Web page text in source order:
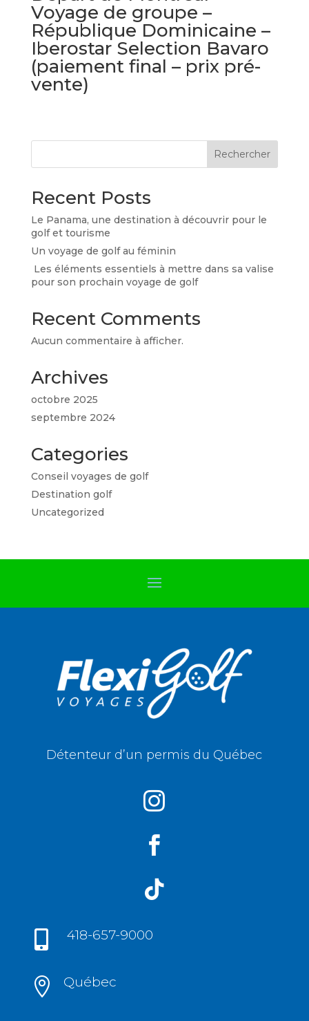
Voyage de groupe –
République Dominicaine –
Iberostar Selection Bavaro
(paiement final – prix pré-
vente)
Rechercher
Recent Posts
Le Panama, une destination à découvrir pour le
golf et tourisme
Un voyage de golf au féminin
Les éléments essentiels à mettre dans sa valise
pour son prochain voyage de golf
Recent Comments
Aucun commentaire à afficher.
Archives
octobre 2025
septembre 2024
Categories
Conseil voyages de golf
Destination golf
Uncategorized
Détenteur d’un permis du Québec



 418-657-9000
 Québec